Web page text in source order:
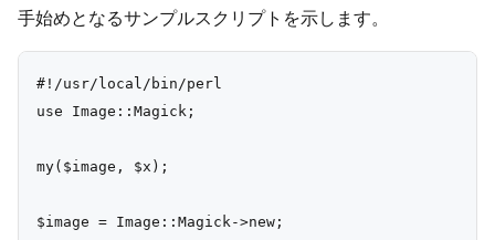
手始めとなるサンプルスクリプトを示します。
#!/usr/local/bin/perl
use Image::Magick;
my($image, $x);
$image = Image::Magick->new;